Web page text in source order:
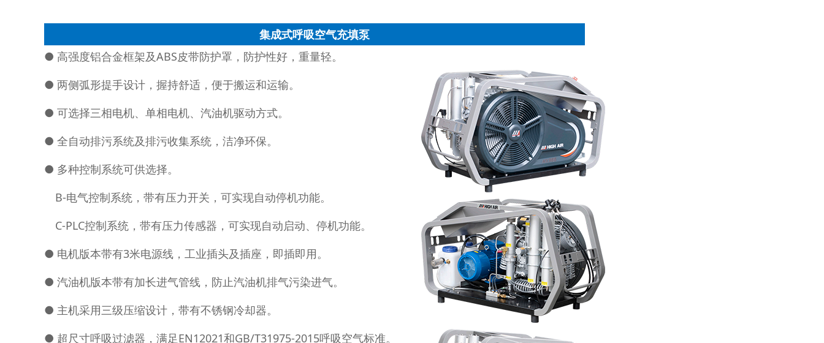
集成式呼吸空气充填泵
● 高强度铝合金框架及ABS皮带防护罩，防护性好，重量轻。
● 两侧弧形提手设计，握持舒适，便于搬运和运输。
● 可选择三相电机、单相电机、汽油机驱动方式。
● 全自动排污系统及排污收集系统，洁净环保。
● 多种控制系统可供选择。
B-电气控制系统，带有压力开关，可实现自动停机功能。
C-PLC控制系统，带有压力传感器，可实现自动启动、停机功能。
● 电机版本带有3米电源线，工业插头及插座，即插即用。
● 汽油机版本带有加长进气管线，防止汽油机排气污染进气。
● 主机采用三级压缩设计，带有不锈钢冷却器。
● 超尺寸呼吸过滤器，满足EN12021和GB/T31975-2015呼吸空气标准。